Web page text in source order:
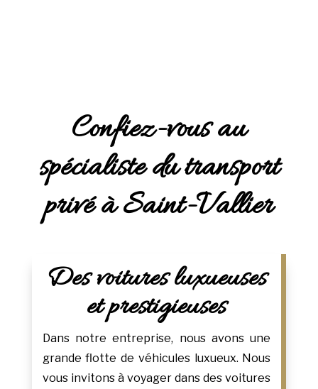
Confiez-vous au
spécialiste du transport
privé à Saint-Vallier
Des voitures luxueuses
et prestigieuses
Dans notre entreprise, nous avons une
grande flotte de véhicules luxueux. Nous
vous invitons à voyager dans des voitures